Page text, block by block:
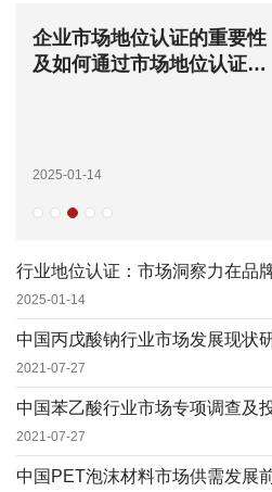
企业市场地位认证的重要性
及如何通过市场地位认证构
2025-01-14
行业地位认证：市场洞察力在品
2025-01-14
2021-07-27
2021-07-27